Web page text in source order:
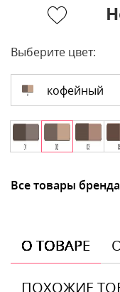
Выберите цвет:
кофейный
Все товары бренда
О ТОВАРЕ
ПОХОЖИЕ